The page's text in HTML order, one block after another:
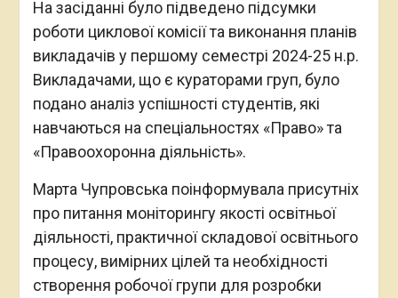
На засіданні було підведено підсумки
роботи циклової комісії та виконання планів
викладачів у першому семестрі 2024-25 н.р.
Викладачами, що є кураторами груп, було
подано аналіз успішності студентів, які
навчаються на спеціальностях «Право» та
«Правоохоронна діяльність».
Марта Чупровська поінформувала присутніх
про питання моніторингу якості освітньої
діяльності, практичної складової освітнього
процесу, вимірних цілей та необхідності
створення робочої групи для розробки